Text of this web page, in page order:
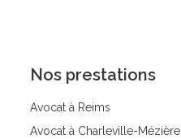
Nos prestations
Avocat à Reims
Avocat à Charleville-Mézière